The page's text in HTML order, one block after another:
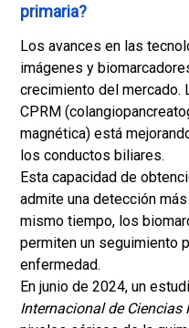
primaria?
Los avances en las
imágenes y
crecimiento del mercado.
CPRM
magnética) está
los conductos biliares.
Esta capacidad de
admite una detección
mismo tiempo, los
permiten un seguimiento
enfermedad.
En junio de 2024, un
Internacional de Ciencias